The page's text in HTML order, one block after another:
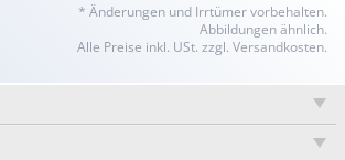
* Änderungen und Irrtümer vorbehalten.
Abbildungen ähnlich.
Alle Preise inkl. USt. zzgl. Versandkosten.